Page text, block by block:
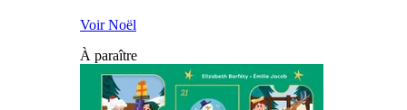
Voir Noël
À paraître